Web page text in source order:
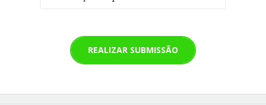
REALIZAR SUBMISSÃO